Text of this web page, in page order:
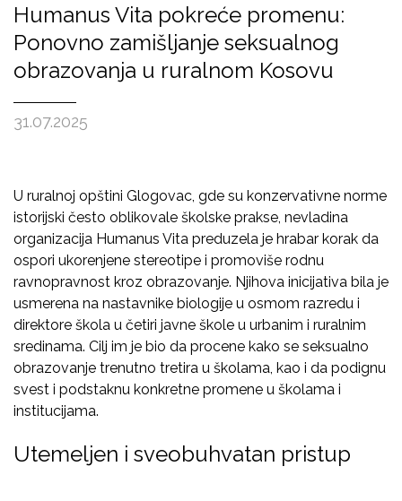
Humanus Vita pokreće promenu:
Ponovno zamišljanje seksualnog
obrazovanja u ruralnom Kosovu
31.07.2025
U ruralnoj opštini Glogovac, gde su konzervativne norme
istorijski često oblikovale školske prakse, nevladina
organizacija Humanus Vita preduzela je hrabar korak da
ospori ukorenjene stereotipe i promoviše rodnu
ravnopravnost kroz obrazovanje. Njihova inicijativa bila je
usmerena na nastavnike biologije u osmom razredu i
direktore škola u četiri javne škole u urbanim i ruralnim
sredinama. Cilj im je bio da procene kako se seksualno
obrazovanje trenutno tretira u školama, kao i da podignu
svest i podstaknu konkretne promene u školama i
institucijama.
Utemeljen i sveobuhvatan pristup